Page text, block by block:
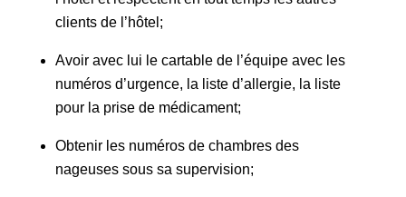
clients de l’hôtel;
Avoir avec lui le cartable de l’équipe avec les
numéros d’urgence, la liste d’allergie, la liste
pour la prise de médicament;
Obtenir les numéros de chambres des
nageuses sous sa supervision;